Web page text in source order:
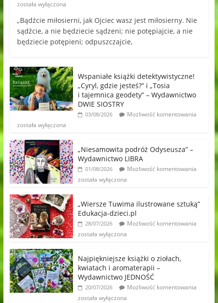
została wyłączona
„Bądźcie miłosierni, jak Ojciec wasz jest miłosierny. Nie
sądźcie, a nie będziecie sądzeni; nie potępiajcie, a nie
będziecie potępieni; odpuszczajcie,
Wspaniałe książki detektywistyczne!
„Cyryl, gdzie jesteś?” i „Tosia
i tajemnica geodety” – Wydawnictwo
DWIE SIOSTRY
03/08/2026
Możliwość komentowania
została wyłączona
„Niesamowita podróż Odyseusza” –
Wydawnictwo LIBRA
01/08/2026
Możliwość komentowania
została wyłączona
„Wiersze Tuwima ilustrowane sztuką”
Edukacja-dzieci.pl
28/07/2026
Możliwość komentowania
została wyłączona
Najpiękniejsze książki o ziołach,
kwiatach i aromaterapii –
Wydawnictwo JEDNOŚĆ
20/07/2026
Możliwość komentowania
została wyłączona